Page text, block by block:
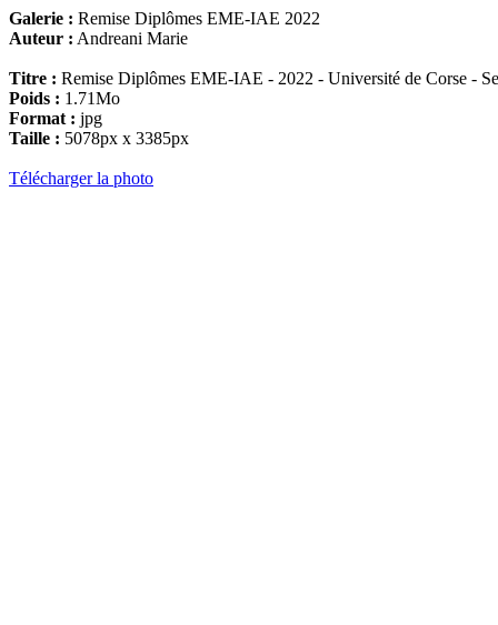
Galerie : Remise Diplômes EME-IAE 2022
Auteur : Andreani Marie
Titre : Remise Diplômes EME-IAE - 2022 - Université de Corse -
Poids : 1.71Mo
Format : jpg
Taille : 5078px x 3385px
Télécharger la photo